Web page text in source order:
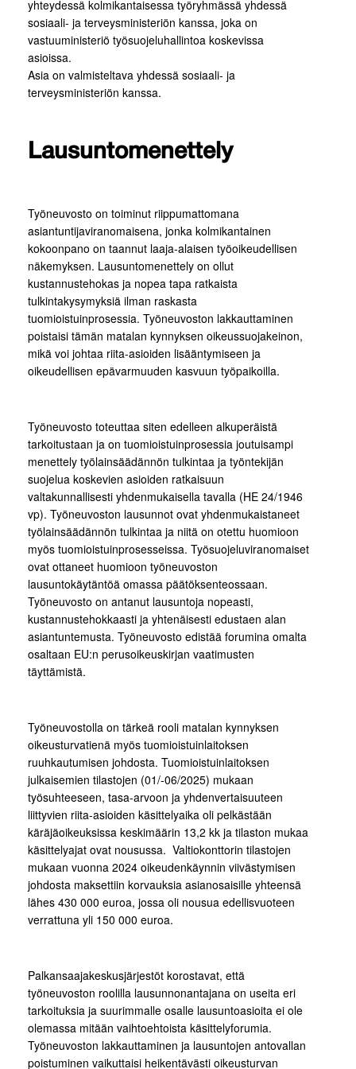
yhteydessä kolmikantaisessa työryhmässä yhdessä
sosiaali- ja terveysministeriön kanssa, joka on
vastuuministeriö työsuojeluhallintoa koskevissa
asioissa.
Asia on valmisteltava yhdessä sosiaali- ja
terveysministeriön kanssa.
Lausuntomenettely
Työneuvosto on toiminut riippumattomana
asiantuntijaviranomaisena, jonka kolmikantainen
kokoonpano on taannut laaja-alaisen työoikeudellisen
näkemyksen. Lausuntomenettely on ollut
kustannustehokas ja nopea tapa ratkaista
tulkintakysymyksiä ilman raskasta
tuomioistuinprosessia. Työneuvoston lakkauttaminen
poistaisi tämän matalan kynnyksen oikeussuojakeinon,
mikä voi johtaa riita-asioiden lisääntymiseen ja
oikeudellisen epävarmuuden kasvuun työpaikoilla.
Työneuvosto toteuttaa siten edelleen alkuperäistä
tarkoitustaan ja on tuomioistuinprosessia joutuisampi
menettely työlainsäädännön tulkintaa ja työntekijän
suojelua koskevien asioiden ratkaisuun
valtakunnallisesti yhdenmukaisella tavalla (HE 24/1946
vp). Työneuvoston lausunnot ovat yhdenmukaistaneet
työlainsäädännön tulkintaa ja niitä on otettu huomioon
myös tuomioistuinprosesseissa. Työsuojeluviranomaiset
ovat ottaneet huomioon työneuvoston
lausuntokäytäntöä omassa päätöksenteossaan.
Työneuvosto on antanut lausuntoja nopeasti,
kustannustehokkaasti ja yhtenäisesti edustaen alan
asiantuntemusta. Työneuvosto edistää forumina omalta
osaltaan EU:n perusoikeuskirjan vaatimusten
täyttämistä.
Työneuvostolla on tärkeä rooli matalan kynnyksen
oikeusturvatienä myös tuomioistuinlaitoksen
ruuhkautumisen johdosta. Tuomioistuinlaitoksen
julkaisemien tilastojen (01/-06/2025) mukaan
työsuhteeseen, tasa-arvoon ja yhdenvertaisuuteen
liittyvien riita-asioiden käsittelyaika oli pelkästään
käräjäoikeuksissa keskimäärin 13,2 kk ja tilaston mukaa
käsittelyajat ovat nousussa. Valtiokonttorin tilastojen
mukaan vuonna 2024 oikeudenkäynnin viivästymisen
johdosta maksettiin korvauksia asianosaisille yhteensä
lähes 430 000 euroa, jossa oli nousua edellisvuoteen
verrattuna yli 150 000 euroa.
Palkansaajakeskusjärjestöt korostavat, että
työneuvoston roolilla lausunnonantajana on useita eri
tarkoituksia ja suurimmalle osalle lausuntoasioita ei ole
olemassa mitään vaihtoehtoista käsittelyforumia.
Työneuvoston lakkauttaminen ja lausuntojen antovallan
poistuminen vaikuttaisi heikentävästi oikeusturvan